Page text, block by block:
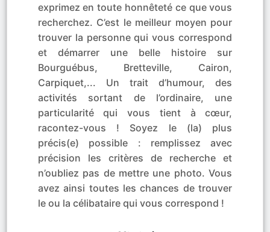
exprimez en toute honnêteté ce que vous
recherchez. C’est le meilleur moyen pour
trouver la personne qui vous correspond
et démarrer une belle histoire sur
Bourguébus, Bretteville, Cairon,
Carpiquet,... Un trait d’humour, des
activités sortant de l’ordinaire, une
particularité qui vous tient à cœur,
racontez-vous ! Soyez le (la) plus
précis(e) possible : remplissez avec
précision les critères de recherche et
n’oubliez pas de mettre une photo. Vous
avez ainsi toutes les chances de trouver
le ou la célibataire qui vous correspond !